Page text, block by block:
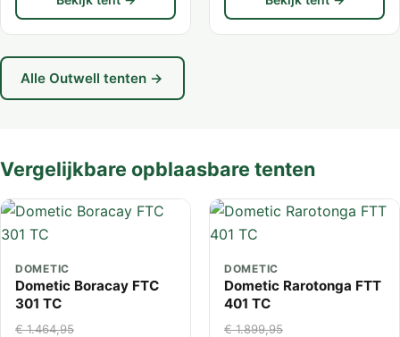
Alle Outwell tenten →
Vergelijkbare opblaasbare tenten
DOMETIC
Dometic Boracay FTC
301 TC
€ 1.464,95
DOMETIC
Dometic Rarotonga FTT
401 TC
€ 1.899,95